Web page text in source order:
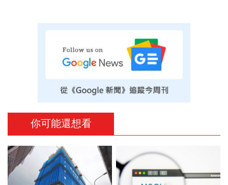
你可能還想看